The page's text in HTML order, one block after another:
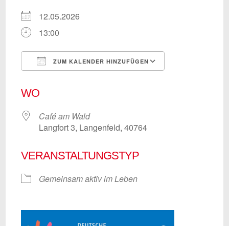
12.05.2026
13:00
ZUM KALENDER HINZUFÜGEN
WO
Café am Wald
Langfort 3, Langenfeld, 40764
VERANSTALTUNGSTYP
Gemeinsam aktiv im Leben